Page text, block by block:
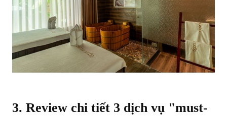
3. Review chi tiết 3 dịch vụ "must-